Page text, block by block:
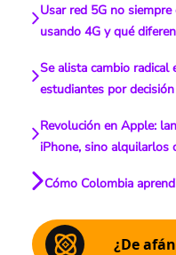
Usar red 5G no
usando 4G y qué
Se alista cambio radical
estudiantes por
Revolución en Apple:
iPhone, sino alquilarlos
Cómo Colombia
¿De